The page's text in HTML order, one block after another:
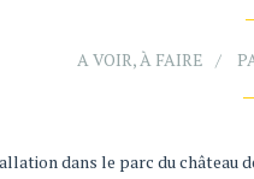
A VOIR, À FAIRE
dans le parc du château